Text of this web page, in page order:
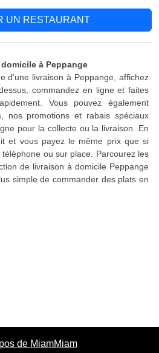
UN RESTAURANT
à Peppange
d'une livraison à Peppange, affichez
commandez en ligne et faites
Vous pouvez également
nos promotions et rabais spéciaux
pour la collecte ou la livraison. En
et vous payez le même prix que si
ou sur place. Parcourez les
de livraison à domicile Peppange
simple de commander des plats en
de MiamMiam